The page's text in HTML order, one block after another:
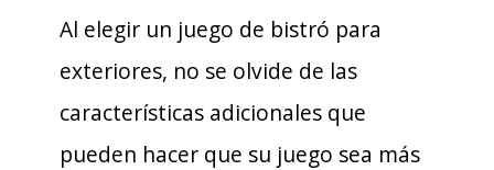
Al elegir un juego de bistró para
exteriores, no se olvide de las
características adicionales que
pueden hacer que su juego sea más